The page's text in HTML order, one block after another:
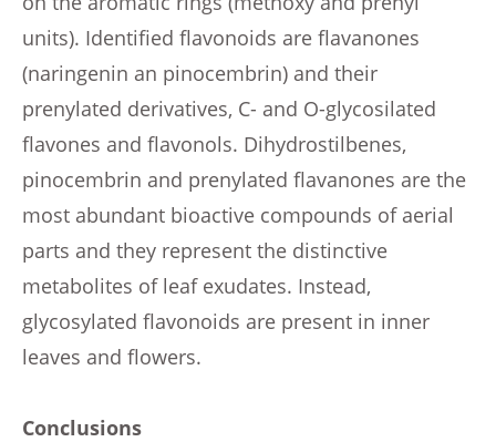
units). Identified flavonoids are flavanones
(naringenin an pinocembrin) and their
prenylated derivatives, C- and O-glycosilated
flavones and flavonols. Dihydrostilbenes,
pinocembrin and prenylated flavanones are the
most abundant bioactive compounds of aerial
parts and they represent the distinctive
metabolites of leaf exudates. Instead,
glycosylated flavonoids are present in inner
leaves and flowers.
Conclusions